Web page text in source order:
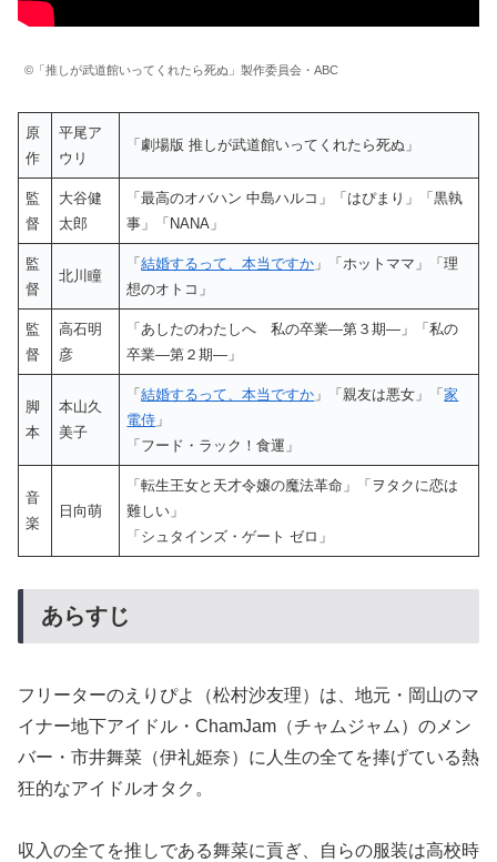
©「推しが武道館いってくれたら死ぬ」製作委員会・ABC
原
作
平尾ア
ウリ
「劇場版 推しが武道館いってくれたら死ぬ」
監
督
大谷健
太郎
「最高のオバハン 中島ハルコ」「はぴまり」「黒執
事」「NANA」
監
督
北川瞳
「結婚するって、本当ですか 」「ホットママ」「理
想のオトコ」
監
督
高石明
彦
「あしたのわたしへ 私の卒業―第３期―」「私の
卒業―第２期―」
脚
本
本山久
美子
「結婚するって、本当ですか 」「親友は悪女」「家
電侍 」
「フード・ラック！食運」
音
楽
日向萌
「転生王女と天才令嬢の魔法革命」「ヲタクに恋は
難しい」
「シュタインズ・ゲート ゼロ」
あらすじ
フリーターのえりぴよ（松村沙友理）は、地元・岡山のマ
イナー地下アイドル・ChamJam（チャムジャム）のメン
バー・市井舞菜（伊礼姫奈）に人生の全てを捧げている熱
狂的なアイドルオタク。
収入の全てを推しである舞菜に貢ぎ、自らの服装は高校時